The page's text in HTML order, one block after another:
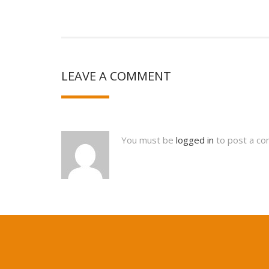
LEAVE A COMMENT
You must be logged in to post a